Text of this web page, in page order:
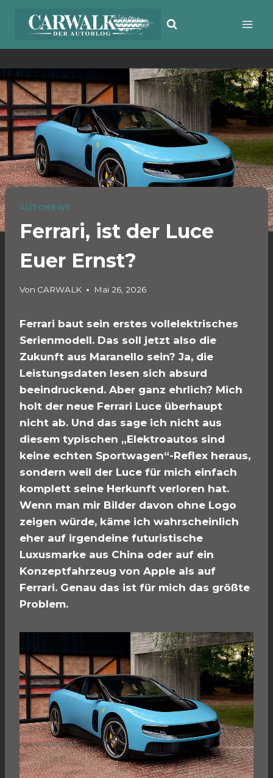
Inhalt
AUTONEWS
Ferrari, ist der Luce
Euer Ernst?
Von CARWALK Mai 26, 2026
Ferrari baut sein erstes vollelektrisches
Serienmodell. Das soll jetzt also die
Zukunft aus Maranello sein? Ja, die
Leistungsdaten lesen sich absurd
beeindruckend. Aber ganz ehrlich? Mich
holt der neue Ferrari Luce überhaupt
nicht ab. Und das sage ich nicht aus
diesem typischen „Elektroautos sind
keine echten Sportwagen“-Reflex heraus,
sondern weil der Luce für mich einfach
komplett seine Herkunft verloren hat.
Wenn man mir Bilder davon ohne Logo
zeigen würde, käme ich wahrscheinlich
eher auf irgendeine futuristische
Luxusmarke aus China oder auf ein
Konzeptfahrzeug von Apple als auf
Ferrari. Genau das ist für mich das größte
Problem.